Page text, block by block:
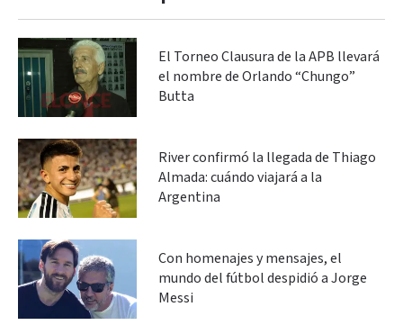
El Torneo Clausura de la APB llevará
el nombre de Orlando “Chungo”
Butta
River confirmó la llegada de Thiago
Almada: cuándo viajará a la
Argentina
Con homenajes y mensajes, el
mundo del fútbol despidió a Jorge
Messi